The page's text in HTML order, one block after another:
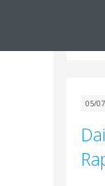
05/